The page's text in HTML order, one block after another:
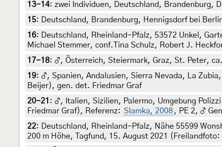
13-14: zwei Individuen, Deutschland, Brandenburg,
15:
Deutschland, Brandenburg, Hennigsdorf bei
16:
Deutschland, Rheinland-Pfalz, 53572 Unkel,
Michael Stemmer, conf.Tina Schulz, Robert J.
17-18: ♂, Österreich, Steiermark, Graz, St. Peter,
19: ♂, Spanien, Andalusien, Sierra Nevada, La
Beijer), gen. det. Friedmar Graf
20-21 : ♂, Italien, Sizilien, Palermo, Umgebung
Friedmar Graf), Referenz: Slamka, 2008 , PE 2, ♂
22:
Deutschland, Rheinland-Pfalz, Nähe 55599
200 m Höhe, Tagfund, 15. August 2021